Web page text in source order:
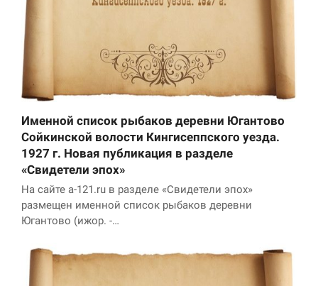
Именной список рыбаков деревни Югантово
Сойкинской волости Кингисеппского уезда.
1927 г. Новая публикация в разделе
«Свидетели эпох»
На сайте a-121.ru в разделе «Свидетели эпох»
размещен именной список рыбаков деревни
Югантово (ижор. -…